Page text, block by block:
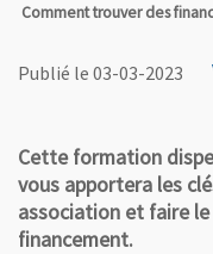
Comment trouver des
Publié le 03-03-2023
Cette formation
vous apportera les
association et faire
financement.